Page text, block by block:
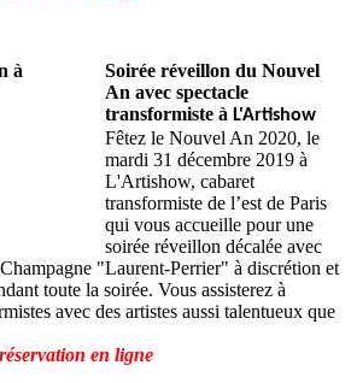
Soirée réveillon du Nouvel
An avec spectacle
transformiste à L'Artishow
Fêtez le Nouvel An 2020, le
mardi 31 décembre 2019 à
L'Artishow, cabaret
transformiste de l’est de Paris
qui vous accueille pour une
soirée réveillon décalée avec
"Laurent-Perrier" à discrétion et
toute la soirée. Vous assisterez à
avec des artistes aussi talentueux que
en ligne